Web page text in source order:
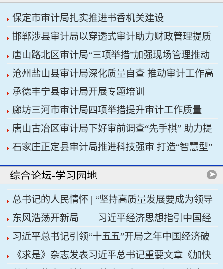
保定市审计局扎实推进书香机关建设
邯郸涉县审计局以穿透式审计助力财政管理提质
增效
唐山路北区审计局“三项举措”加强现场管理推动
审计工作科学规范
沧州盐山县审计局深化质量自查 推动审计工作高
质量发展
承德丰宁县审计局开展专题培训
廊坊三河市审计局四项举措提升审计工作质量
唐山古冶区审计局下好审前调查“先手棋” 助力提
升项目质效
石家庄正定县审计局推进科技强审 打造“智慧型”
审计机关
综合论坛-学习园地
总书记的人民情怀 | “坚持高质量发展要成为领导
干部政绩观的重要内容”
东风浩荡开新局——习近平经济思想指引中国经
济高质量发展行稳致远
习近平总书记引领“十五五”开局之年中国经济破
浪前行
《求是》杂志发表习近平总书记重要文章《加快